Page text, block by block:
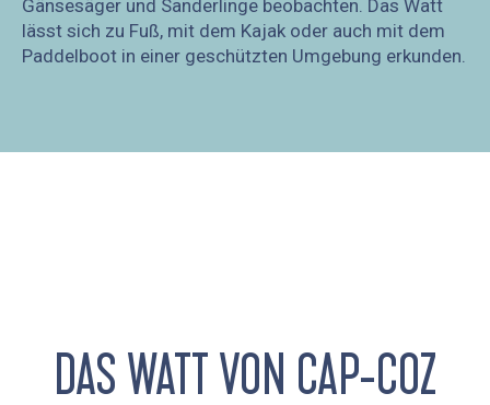
Gänsesäger und Sanderlinge beobachten. Das Watt
lässt sich zu Fuß, mit dem Kajak oder auch mit dem
Paddelboot in einer geschützten Umgebung erkunden.
DAS WATT VON CAP-COZ